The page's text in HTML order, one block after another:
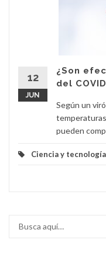
12
JUN
¿Son
del
Según un
pueden
Ciencia y tecnología